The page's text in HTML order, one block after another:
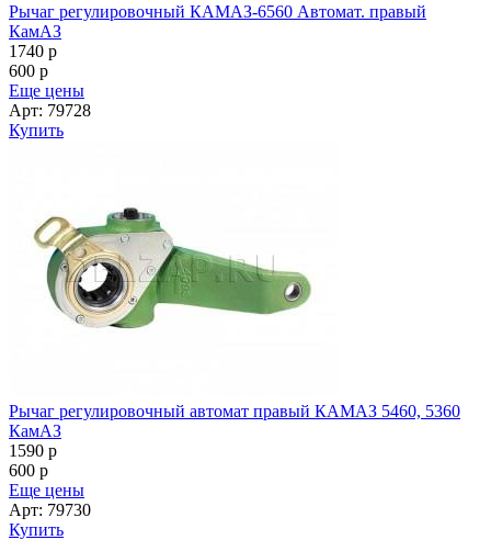
Рычаг регулировочный КАМАЗ-6560 Автомат. правый
КамАЗ
1740 p
600 p
Еще цены
Арт: 79728
Купить
Рычаг регулировочный автомат правый КАМАЗ 5460, 5360
КамАЗ
1590 p
600 p
Еще цены
Арт: 79730
Купить